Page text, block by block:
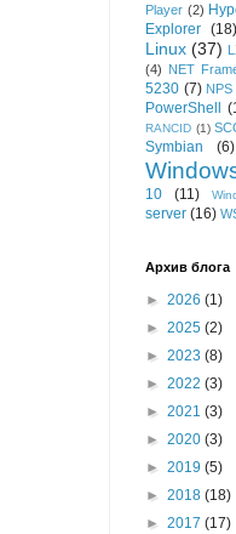
Player (2)
Explorer (18)
Linux (37)
(4) NET
5230 (7) NPS
PowerShell
RANCID (1)
Symbian (6)
10
(11)
server (16)
Архив блога
► 2026 (1)
► 2025 (2)
► 2023 (8)
► 2022 (3)
► 2021 (3)
► 2020 (3)
► 2019 (5)
► 2018 (18)
► 2017 (17)